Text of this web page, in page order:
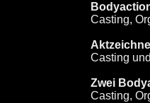
Casting,
Casting
Zwei
Casting,